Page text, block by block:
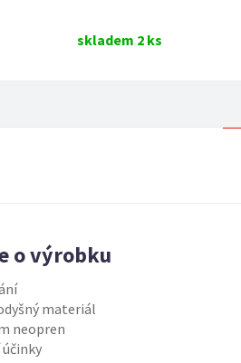
skladem 2 ks
o výrobku
materiál
neopren